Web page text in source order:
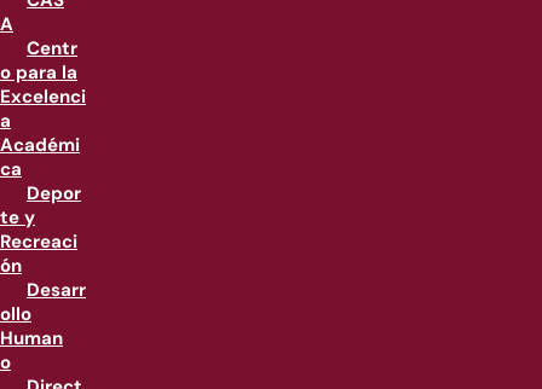
A
Centr
o para la
Excelenci
a
Académi
ca
Depor
te y
Recreaci
ón
Desarr
ollo
Human
o